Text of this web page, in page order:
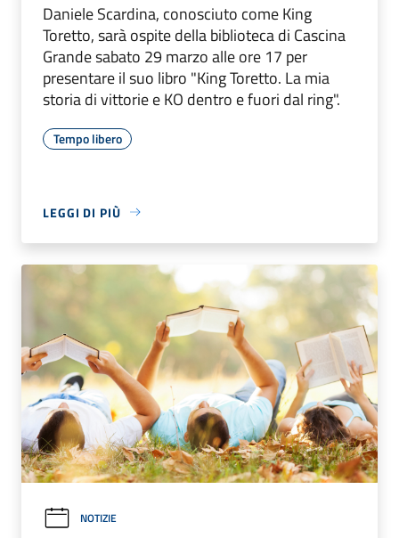
Daniele Scardina, conosciuto come King
Toretto, sarà ospite della biblioteca di Cascina
Grande sabato 29 marzo alle ore 17 per
presentare il suo libro "King Toretto. La mia
storia di vittorie e KO dentro e fuori dal ring".
Tempo libero
LEGGI DI PIÙ
NOTIZIE